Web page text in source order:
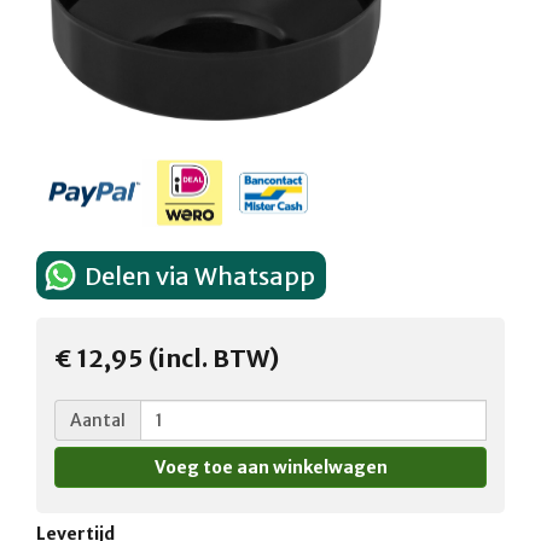
Delen via Whatsapp
€ 12,95 (incl. BTW)
Aantal
Levertijd